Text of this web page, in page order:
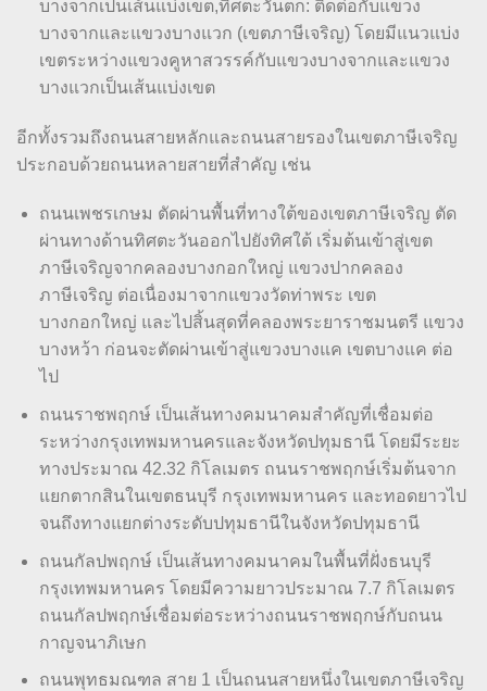
บางจากเป็นเส้นแบ่งเขต,ทิศตะวันตก: ติดต่อกับแขวง
บางจากและแขวงบางแวก (เขตภาษีเจริญ) โดยมีแนวแบ่ง
เขตระหว่างแขวงคูหาสวรรค์กับแขวงบางจากและแขวง
บางแวกเป็นเส้นแบ่งเขต
อีกทั้งรวมถึงถนนสายหลักและถนนสายรองในเขตภาษีเจริญ
ประกอบด้วยถนนหลายสายที่สำคัญ เช่น
ถนนเพชรเกษม ตัดผ่านพื้นที่ทางใต้ของเขตภาษีเจริญ ตัด
ผ่านทางด้านทิศตะวันออกไปยังทิศใต้ เริ่มต้นเข้าสู่เขต
ภาษีเจริญจากคลองบางกอกใหญ่ แขวงปากคลอง
ภาษีเจริญ ต่อเนื่องมาจากแขวงวัดท่าพระ เขต
บางกอกใหญ่ และไปสิ้นสุดที่คลองพระยาราชมนตรี แขวง
บางหว้า ก่อนจะตัดผ่านเข้าสู่แขวงบางแค เขตบางแค ต่อ
ไป
ถนนราชพฤกษ์ เป็นเส้นทางคมนาคมสำคัญที่เชื่อมต่อ
ระหว่างกรุงเทพมหานครและจังหวัดปทุมธานี โดยมีระยะ
ทางประมาณ 42.32 กิโลเมตร ถนนราชพฤกษ์เริ่มต้นจาก
แยกตากสินในเขตธนบุรี กรุงเทพมหานคร และทอดยาวไป
จนถึงทางแยกต่างระดับปทุมธานีในจังหวัดปทุมธานี
ถนนกัลปพฤกษ์ เป็นเส้นทางคมนาคมในพื้นที่ฝั่งธนบุรี
กรุงเทพมหานคร โดยมีความยาวประมาณ 7.7 กิโลเมตร
ถนนกัลปพฤกษ์เชื่อมต่อระหว่างถนนราชพฤกษ์กับถนน
กาญจนาภิเษก
ถนนพุทธมณฑล สาย 1 เป็นถนนสายหนึ่งในเขตภาษีเจริญ